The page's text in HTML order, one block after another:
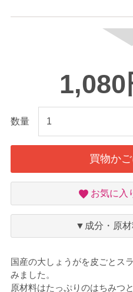
1,080
数量
買物か
お
入
り
お気に入
▼成分・原材
国産の大しょうがを皮ごとス
みました。
原材料はたっぷりのはちみつ